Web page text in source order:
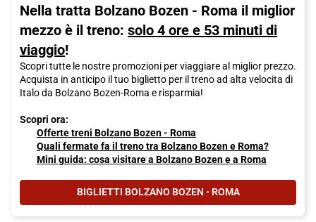
Nella tratta Bolzano Bozen - Roma il miglior
mezzo è il treno: solo 4 ore e 53 minuti di
viaggio!
Scopri tutte le nostre promozioni per viaggiare al miglior prezzo.
Acquista in anticipo il tuo biglietto per il treno ad alta velocita di
Italo da Bolzano Bozen-Roma e risparmia!
Scopri ora:
Offerte treni Bolzano Bozen - Roma
Quali fermate fa il treno tra Bolzano Bozen e Roma?
Mini guida: cosa visitare a Bolzano Bozen e a Roma
BIGLIETTI BOLZANO BOZEN - ROMA